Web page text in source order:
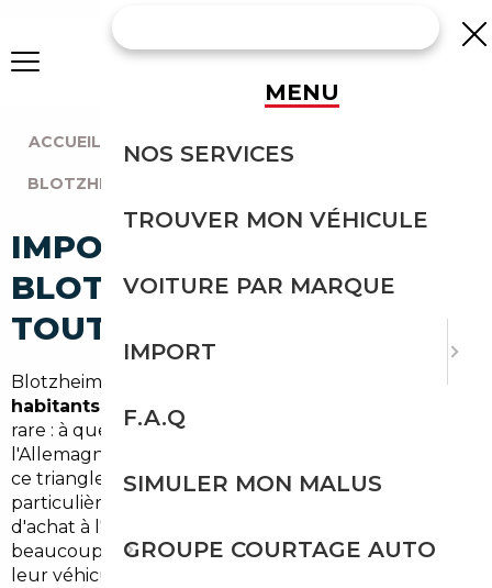
ACCUEIL AGENCE MULHOUSE
BLOTZHEIM (68730)
IMPORT VOITURE À
BLOTZHEIM : IMPORTEZ EN
TOUTE SÉCURITÉ
Blotzheim, commune du
3 800
habitants , bénéficie d'une position géographique
rare : à quelques minutes de
l'Allemagne, de la Suisse et de l'Alsace entière. Dans
ce triangle frontalier, le marché automobile est
particulièrement dynamique — et les opportunités
d'achat à l'étranger, nombreuses. Pourtant,
beaucoup d'acheteurs locaux continuent de payer
leur véhicule bien plus cher que nécessaire, faute de
MENU
NOS SERVICES
TROUVER MON VÉHICULE
VOITURE PAR MARQUE
IMPORT
F.A.Q
SIMULER MON MALUS
GROUPE COURTAGE AUTO